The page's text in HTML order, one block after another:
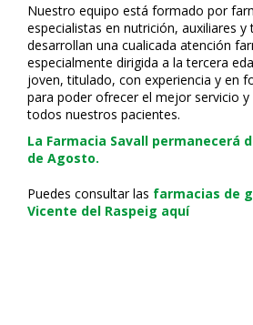
Nuestro equipo está formado por
especialistas en nutrición, auxiliares y
desarrollan una cualificada atención
especialmente dirigida a la tercera
joven, titulado, con experiencia y en
para poder ofrecer el mejor servicio
todos nuestros pacientes.
La Farmacia Savall permanecerá
de Agosto.
Puedes consultar las farmacias de
Vicente del Raspeig aquí